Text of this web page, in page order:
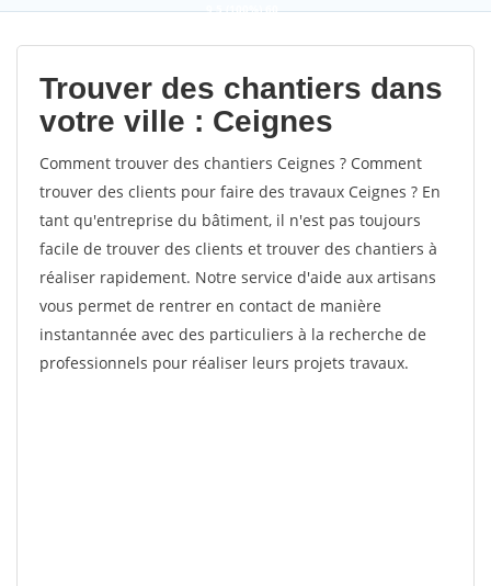
9,5(100%)60
votes
Trouver des chantiers dans
votre ville : Ceignes
Comment trouver des chantiers Ceignes ? Comment
trouver des clients pour faire des travaux Ceignes ? En
tant qu'entreprise du bâtiment, il n'est pas toujours
facile de trouver des clients et trouver des chantiers à
réaliser rapidement. Notre service d'aide aux artisans
vous permet de rentrer en contact de manière
instantannée avec des particuliers à la recherche de
professionnels pour réaliser leurs projets travaux.